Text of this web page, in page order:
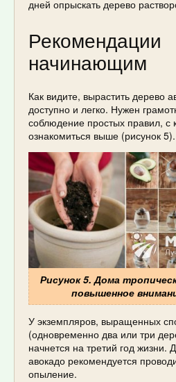
дней опрыскать дерево
Рекомендации
начинающим
Как видите, вырастить дерево
доступно и легко. Нужен
соблюдение простых правил, с
ознакомиться выше (рисунок 5).
Рисунок 5. Дома
повышенное
У экземпляров, выращенных
(одновременно два или три
начнется на третий год жизни.
авокадо рекомендуется
опыление.